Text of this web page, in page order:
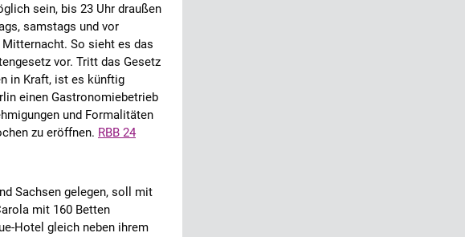
sein, bis 23 Uhr draußen
samstags und vor
Mitternacht. So sieht es das
vor. Tritt das Gesetz
in Kraft, ist es künftig
einen Gastronomiebetrieb
und Formalitäten
zu eröffnen. RBB 24
Sachsen gelegen, soll mit
mit 160 Betten
Hotel gleich neben ihrem